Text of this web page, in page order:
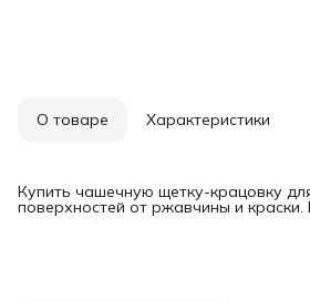
О товаре Характеристики
Купить чашечную щетку-крацовку
поверхностей от ржавчины и